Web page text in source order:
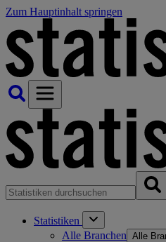
Zum Hauptinhalt springen
Statistiken
Alle Branchen Alle